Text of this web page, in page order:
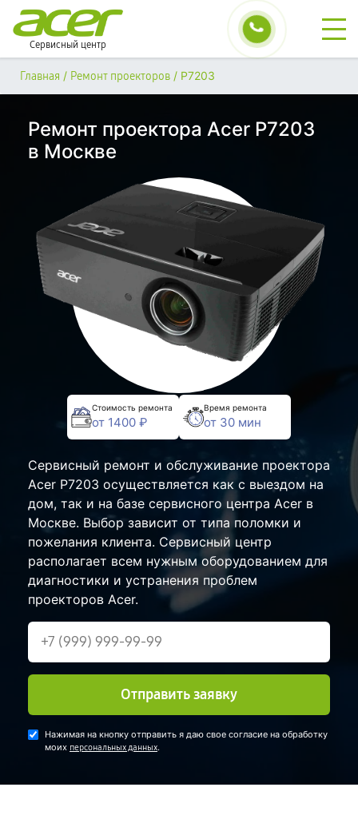
Сервисный центр
Главная / Ремонт проекторов / P7203
Ремонт проектора Acer P7203
в Москве
Стоимость ремонта
от 1400 ₽
Время ремонта
от 30 мин
Сервисный ремонт и обслуживание проектора
Acer P7203 осуществляется как с выездом на
дом, так и на базе сервисного центра Acer в
Москве. Выбор зависит от типа поломки и
пожелания клиента. Сервисный центр
располагает всем нужным оборудованием для
диагностики и устранения проблем
проекторов Acer.
Отправить заявку
Нажимая на кнопку отправить я даю свое согласие на обработку
моих персональных данных.